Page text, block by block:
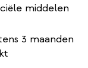
middelen
3 maanden